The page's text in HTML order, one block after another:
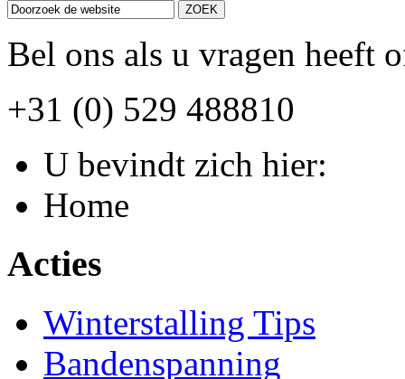
Bel ons als u vragen heeft
+31 (0) 529 488810
U bevindt zich hier:
Home
Acties
Winterstalling Tips
Bandenspanning